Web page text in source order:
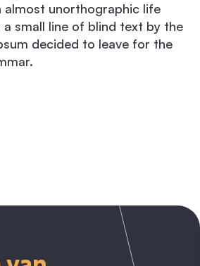
almost unorthographic life
a small line of blind text by the
decided to leave for the